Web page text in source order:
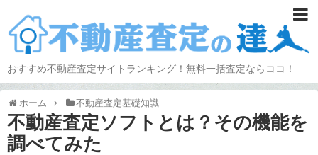
おすすめ不動産査定サイトランキング！無料一括査定ならココ！
ホーム 不動産査定基礎知識
不動産査定ソフトとは？その機能を
調べてみた